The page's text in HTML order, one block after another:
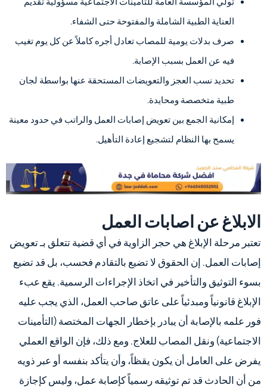
العناية الطبية الشاملة والمفتوحة حتى الشفاء.
صرف بدلات يومية للمصاب تعادل أجره كاملاً عن كل يوم تغيب
فيه عن العمل بسبب الإصابة.
تحديد نسب العجز والتعويضات المستحقة عنها بواسطة لجان
طبية متخصصة ومحايدة.
إمكانية الجمع بين تعويض إصابات العمل والراتب في حدود معينة
يسمح بها النظام لتشجيع إعادة التأهيل.
الابلاغ عن اصابات العمل
تعتبر مرحلة الإبلاغ هي حجر الزاوية في أي قضية تتعلق بـ تعويض
إصابات العمل. إن الحقوق لا تضيع بالتقادم فحسب، بل قد تضيع
بسوء التوثيق والتأخير في اتخاذ الإجراءات الرسمية. يقع عبء
الإبلاغ قانونياً ومبدئياً على عاتق صاحب العمل، الذي يجب عليه
فور علمه بالإصابة أن يبادر بإخطار الجهات المختصة (التأمينات
الاجتماعية) ونقل المصاب للعلاج. ومع ذلك، فإن الواقع العملي
يفرض على العامل أن يكون يقظاً، وأن يتأكد بنفسه أو عبر ذويه
من أن الحادث قد تم توثيقه رسمياً كإصابة عمل، وليس كإجازة